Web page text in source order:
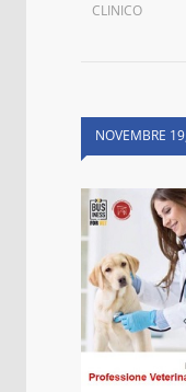
CLINICO
NOVEMBRE